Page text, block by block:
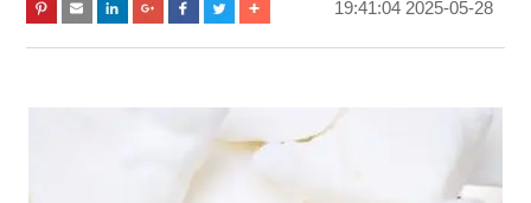
فيديو
اتصل بنا
2025-05-28 19:41:04